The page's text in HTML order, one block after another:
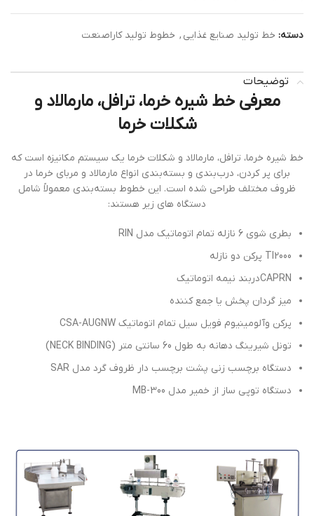
دسته: خط تولید صنایع غذایی , خطوط تولید کاراصنعت
توضیحات
معرفی خط شیره خرما، ترافل، مارمالاد و
شکلات خرما
خط شیره خرما، ترافل، مارمالاد و شکلات خرما یک سیستم مکانیزه است که
برای پر کردن، درب‌بندی و بسته‌بندی انواع مارمالاد و مربای خرما در
ظروف مختلف طراحی شده است. این خطوط بسته‌بندی معمولاً شامل
دستگاه های زیر هستند:
بطري شوي 6 نازله تمام اتوماتيك مدل RIN
TI2000 پركن دو نازله
CAPRNدربند نيمه اتوماتيك
ميز گردان پخش يا جمع كننده
پركن وآلومينيوم فويل سيل تمام اتوماتيك CSA-AUGNW
تونل شيرينگ دهانه به طول 60 سانتي متر (NECK BINDING)
دستگاه برچسب زنی پشت برچسب دار ظروف گرد مدل SAR
دستگاه توپی ساز از خمیر مدل MB-300